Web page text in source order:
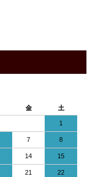
金 土
1
7 8
14 15
21 22